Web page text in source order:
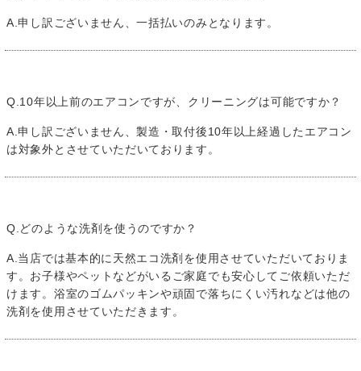
A.申し訳ございません、一括払いのみとなります。
Q.10年以上前のエアコンですが、クリーニングは可能ですか？
A.申し訳ございません、製造・取付後10年以上経過したエアコン
は対象外とさせていただいております。
Q.どのような洗剤を使うのですか？
A.当店では基本的に天然エコ洗剤を使用させていただいておりま
す。お子様やペットなどがいるご家庭でも安心してご依頼いただ
けます。浴室のゴムパッキンや頑固で落ちにくい汚れなどは他の
洗剤を使用させていただきます。